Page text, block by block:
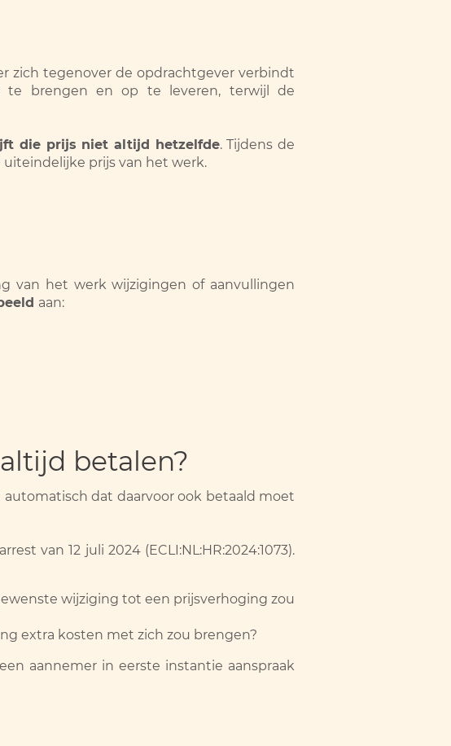
zich tegenover de opdrachtgever verbindt
te brengen en op te leveren, terwijl de
die prijs niet altijd hetzelfde. Tijdens de
prijs van het werk.
van het werk wijzigingen of aanvullingen
aan:
betalen?
dat daarvoor ook betaald moet
van 12 juli 2024 (ECLI:NL:HR:2024:1073).
wijziging tot een prijsverhoging zou
extra kosten met zich zou brengen?
aannemer in eerste instantie aanspraak